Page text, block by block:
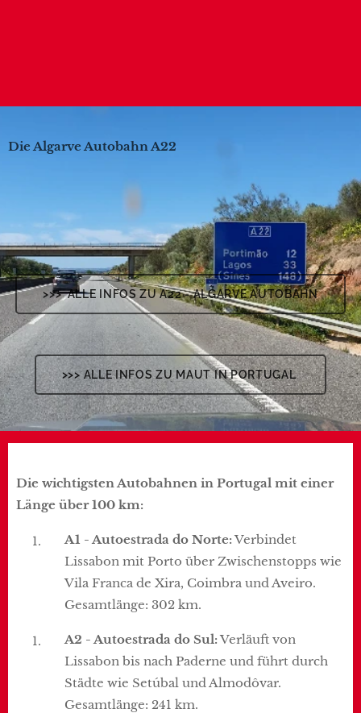
Die Algarve Autobahn A22
>>> ALLE INFOS ZU A22 - ALGARVE AUTOBAHN
>>> ALLE INFOS ZU MAUT IN PORTUGAL
Die wichtigsten Autobahnen in Portugal mit einer
Länge über 100 km:
A1 - Autoestrada do Norte:Verbindet
Lissabon mit Porto über Zwischenstopps wie
Vila Franca de Xira, Coimbra und Aveiro.
Gesamtlänge: 302 km.
A2 - Autoestrada do Sul:Verläuft von
Lissabon bis nach Paderne und führt durch
Städte wie Setúbal und Almodôvar.
Gesamtlänge: 241 km.